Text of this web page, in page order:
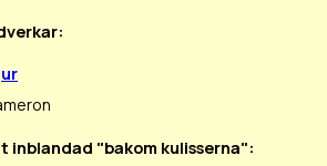
inblandad "bakom kulisserna":